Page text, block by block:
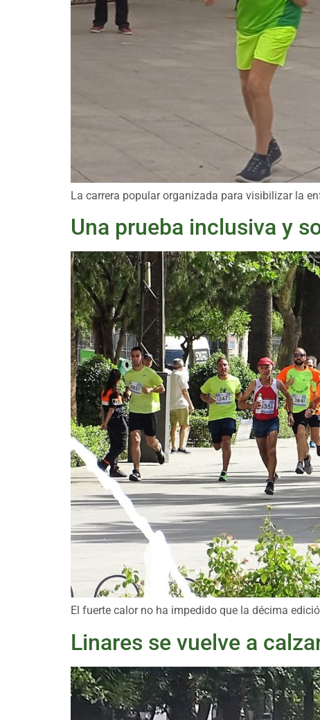
La carrera popular organizada para visibilizar la
Una prueba inclusiva y
El fuerte calor no ha impedido que la décima
Linares se vuelve a